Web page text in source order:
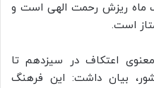
ماه ریزش رحمت الهی است و
است.
اعتکاف در سیزدهم تا
بیان داشت: این فرهنگ